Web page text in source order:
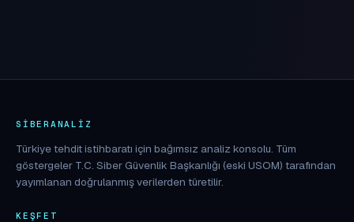
SIBERANALIZ
Türkiye tehdit istihbaratı için bağımsız analiz konsolu. Tüm
göstergeler T.C. Siber Güvenlik Başkanlığı (eski USOM) tarafından
yayımlanan doğrulanmış verilerden türetilir.
KEŞFET